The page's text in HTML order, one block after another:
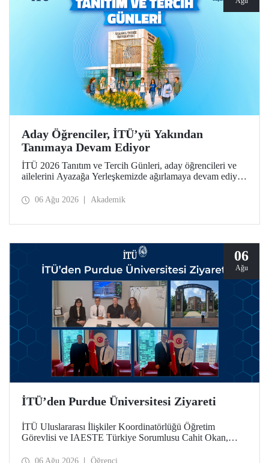
Aday Öğrenciler, İTÜ’yü Yakından
Tanımaya Devam Ediyor
İTÜ 2026 Tanıtım ve Tercih Günleri, aday öğrencileri ve
ailelerini Ayazağa Yerleşkemizde ağırlamaya devam ediyor.
ilgili fakülte ve birimler adaylara bilgi vermeye devam
06 Ağu 2026 Akademik
06
Ağu
İTÜ’den Purdue Üniversitesi Ziyareti
İTÜ Uluslararası İlişkiler Koordinatörlüğü Öğretim
Görevlisi ve IAESTE Türkiye Sorumlusu Cahit Okan,
Temmuz tarihlerinde ABD’de dünyanın önde gelen
06 Ağu 2026 Öğrenci